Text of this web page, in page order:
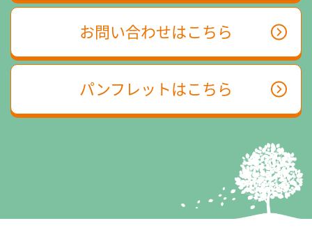
パンフレットはこちら
お問い合わせはこちら